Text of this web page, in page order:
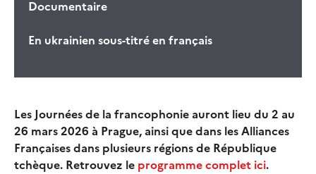
Documentaire
En ukrainien sous-titré en français
Les Journées de la francophonie auront lieu du 2 au
26 mars 2026 à Prague, ainsi que dans les Alliances
Françaises dans plusieurs régions de République
tchèque. Retrouvez le programme complet ici.